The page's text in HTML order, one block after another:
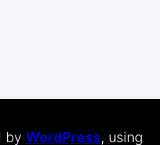
by WordPress, using